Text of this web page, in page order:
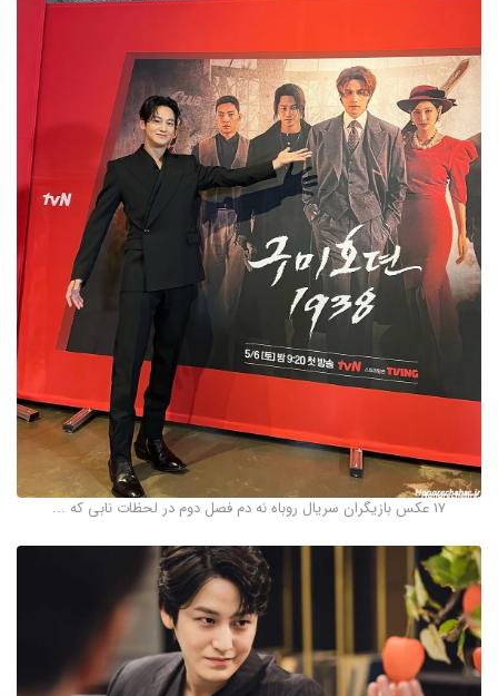
17 عکس بازیگران سریال روباه نه دم فصل دوم در لحظات نابی که ...